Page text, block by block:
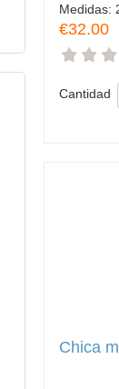
Medidas:
€32.00
Cantidad
Chica